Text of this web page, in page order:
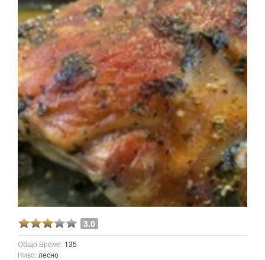
3.0
Общо Време: 135
Ниво: лесно